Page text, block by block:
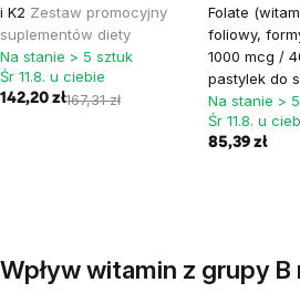
i K2 Zestaw promocyjny
suplementów diety
Na stanie > 5 sztuk
Śr 11.8. u ciebie
142,20 zł167,31 zł
Folate
foliowy,
1000 mcg /
pastylek do
Na stanie >
Śr 11.8. u
85,39 zł
Wpływ witamin z grupy B